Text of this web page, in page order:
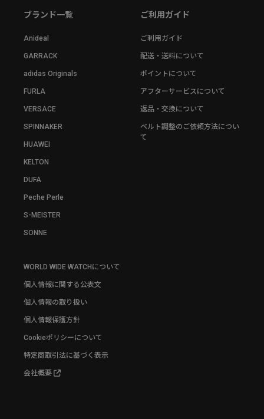
ブランド一覧
Anideal
GARRACK
adidas Originals
FURLA
VERSACE
SPINNAKER
HUAWEI
KELTON
DUFA
Peche Perle
S-MEISTER
SONNE
ご利用ガイド
ご利用ガイド
配送・送料について
ポイントについて
アフターサービスについて
返品・交換について
ベルト調整のご依頼方法につい
て
WORLD WIDE WATCHについて
個人情報に関する公表文
個人情報の取り扱い
個人情報保護方針
Cookieポリシーについて
特定商取引法に基づく表示
会社概要